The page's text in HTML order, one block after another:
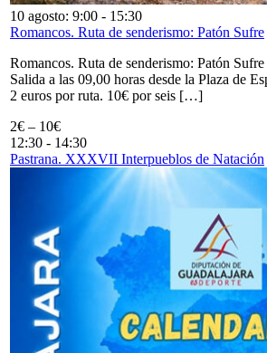
10 agosto: 9:00 - 15:30
Romancos. Ruta de senderismo: Patón Sufre
Romancos. Ruta de senderismo: Patón
Salida a las 09,00 horas desde la Plaza de
2 euros por ruta. 10€ por seis […]
2€ – 10€
12:30 - 14:30
Pastrana. XXXVII Interpueblos de Natación